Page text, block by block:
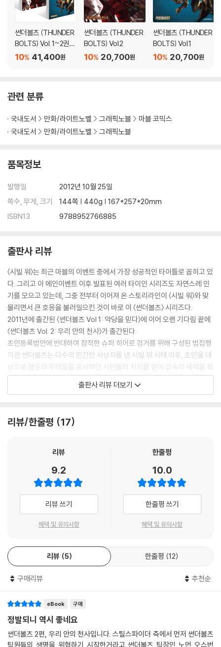
썬더볼츠 (THUNDER
BOLTS) Vol. 1~2권
세트 41,400원
10%
썬더볼츠 (THUNDER
BOLTS) Vol.2
20,700원
10%
썬더볼츠 (THUNDER
BOLTS) Vol.1
20,700원
10%
관련 분류
국내도서 만화/라이트노벨 그래픽노블
마블 코믹스
국내도서
만화/라이트노벨 그래픽노블
품목정보
발행일
2012년 10월 25일
쪽수, 무게, 크기
144쪽 | 440g | 167*257*20mm
ISBN13
9788952766885
출판사 리뷰
〈시빌 워〉는 최근 마블의 이벤트 중에서 가장 성공적인 타이틀로 꼽히고 있
다. 그리고 이 메인이벤트 이후 발표된 여러 타이인 시리즈도 자연스레 인
기를 모으고 있는데, 그중 전부터 이어져 온 스토리라인이 〈시빌 워〉와 맞
물리면서 큰 호응을 불러일으킨 것이 바로 이 〈썬더볼츠〉 시리즈다.
2011년에 출간된 〈썬더볼츠 Vol 1: 악당을 믿다〉에 이어 오랜 기다림 끝에
〈썬더볼츠 Vol. 2: 우리 안의 천사〉가 출간된다.
초인등록법안에 반대하며 잠적한 슈퍼 히어로 검거를 위해 구성된 법집행
기관 썬더볼츠는 다수의 민간인 사상자를 낸 시빌 워 사태 이후, 초인을 대
상으로 혐오와 두려움을 표시하던 시민들의 지지를 얻어 급속히 세력을 확
장한다.
하지만 탐욕과 야망으로 가득한 문스톤이 눈엣가시 같은 송버드와 썬더볼
으며 재앙을 예고하기에 이른다.
페넌스는 정신붕괴를 겪으며, 베놈은 스틸 스파이더의 팔을 뜯어먹었으
노먼 오스본과 초인관리위원회의 최우선 과제는 팀이 와해되기 전에 신속
히 피해를 복구하는 것이었지만 그 과정이 순탄치 않다. 페넌스의 정신붕
괴 치료를 위해 초인관리위원회는 썬더볼츠에 정신과 전문의를 파견하는
데 공교롭게도 그 주인공은 문스톤과 지극히 사이가 좋지 않은 닥터 샘슨.
두 사람은 마주치는 순간부터 치열한 신경전을 벌인다. 한편 일련의 사태
수 없을 지경에 이르는데….
독특한 설정을 바탕으로 긴장감을 더하는 플롯과 블록버스터급 호쾌한 액
션을 선보이는 〈썬더볼츠〉는 주류 히어로 코믹스 위주의 국내 그래픽 노블
시장에 새로운 바람을 불러일으킬 것으로 기대된다.
출판사 리뷰 더보기
리뷰/한줄평 17
리뷰
9.2
리뷰 쓰기
혜택 및 유의사항
한줄평
10.0
한줄평 쓰기
혜택 및 유의사항
리뷰 5 한줄평 12
구매리뷰 추천순
eBook 구매
정발되니 역시 좋네요
썬더볼츠 2편, 우리 안의 천사입니다. 스틸스파이더 측에서 먼저 썬더볼츠
팀원들의 생명을 위협하기 시작한거라고 썬더볼츠 팀장인 노먼 오스번